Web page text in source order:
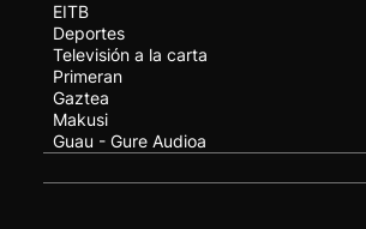
EITB
Deportes
Televisión a la carta
Primeran
Gaztea
Makusi
Guau - Gure Audioa